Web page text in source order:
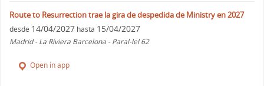
Route to Resurrection trae la gira de despedida de Ministry en 2027
desde 14/04/2027 hasta 15/04/2027
Madrid - La Riviera Barcelona - Paral-lel 62
Open in app